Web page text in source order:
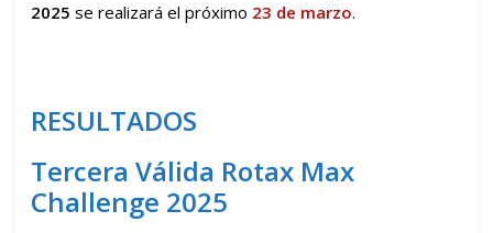
2025 se realizará el próximo 23 de marzo.
RESULTADOS
Tercera Válida Rotax Max
Challenge 2025